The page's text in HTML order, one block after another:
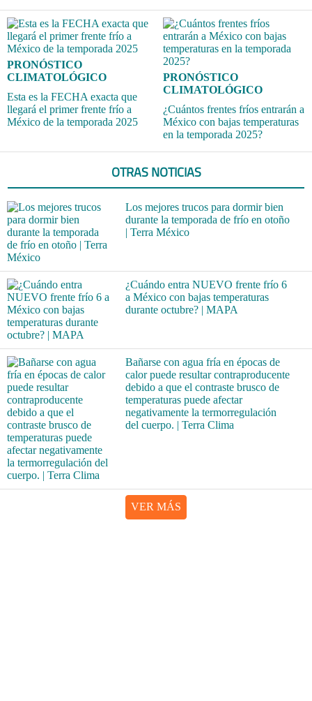
PRONÓSTICO
CLIMATOLÓGICO
Esta es la FECHA exacta que
llegará el primer frente frío a
México de la temporada 2025
PRONÓSTICO
CLIMATOLÓGICO
¿Cuántos frentes fríos entrarán a
México con bajas temperaturas
en la temporada 2025?
OTRAS NOTICIAS
Los mejores trucos para dormir bien
durante la temporada de frío en otoño
| Terra México
¿Cuándo entra NUEVO frente frío 6
a México con bajas temperaturas
durante octubre? | MAPA
Bañarse con agua fría en épocas de
calor puede resultar contraproducente
debido a que el contraste brusco de
temperaturas puede afectar
negativamente la termorregulación
del cuerpo. | Terra Clima
VER MÁS